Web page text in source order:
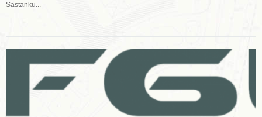
Sastanku...